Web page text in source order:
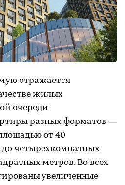
отражается
жилых
очереди
разных форматов —
от 40
четырехкомнатных
метров. Во всех
увеличенные